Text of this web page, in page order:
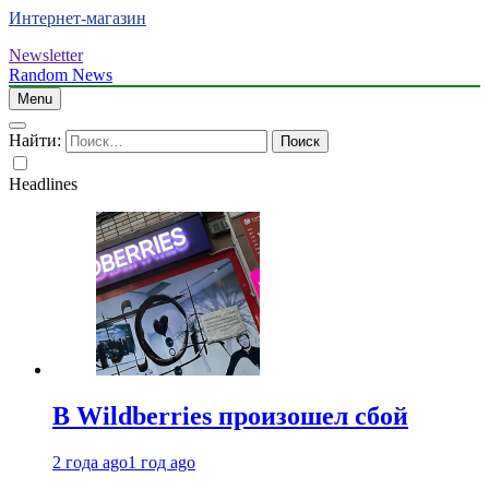
Интернет-магазин
Newsletter
Random News
Menu
Найти:
Headlines
В Wildberries произошел сбой
2 года ago1 год ago